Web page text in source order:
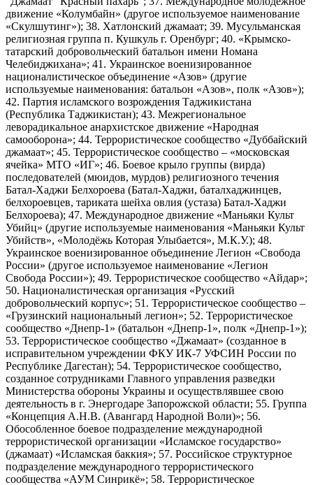
движение «Колумбайн» (другое используемое наименование
«Скулшутинг»); 38. Хатлонский джамаат; 39. Мусульманская
религиозная группа п. Кушкуль г. Оренбург; 40. «Крымско-
татарский добровольческий батальон имени Номана
Челебиджихана»; 41. Украинское военизированное
националистическое объединение «Азов» (другие
используемые наименования: батальон «Азов», полк «Азов»);
42. Партия исламского возрождения Таджикистана
(Республика Таджикистан); 43. Межрегиональное
леворадикальное анархистское движение «Народная
самооборона»; 44. Террористическое сообщество «Дуббайский
джамаат»; 45. Террористическое сообщество – «московская
ячейка» МТО «ИГ»; 46. Боевое крыло группы (вирда)
последователей (мюидов, мурдов) религиозного течения
Батал-Хаджи Белхороева (Батал-Хаджи, баталхаджинцев,
белхороевцев, тариката шейха овлия (устаза) Батал-Хаджи
Белхороева); 47. Международное движение «Маньяки Культ
Убийц» (другие используемые наименования «Маньяки Культ
Убийств», «Молодёжь Которая Улыбается», М.К.У.); 48.
Украинское военизированное объединение Легион «Свобода
России» (другое используемое наименование «Легион
Свобода России»); 49. Террористическое сообщество «Айдар»;
50. Националистическая организация «Русский
добровольческий корпус»; 51. Террористическое сообщество –
«Грузинский национальный легион»; 52. Террористическое
сообщество «Днепр-1» (батальон «Днепр-1», полк «Днепр-1»);
53. Террористическое сообщество «Джамаат» (созданное в
исправительном учреждении ФКУ ИК-7 УФСИН России по
Республике Дагестан); 54. Террористическое сообщество,
созданное сотрудниками Главного управления разведки
Министерства обороны Украины и осуществлявшее свою
деятельность в г. Энергодаре Запорожской области; 55. Группа
«Концепция А.Н.В. (Авангард Народной Воли)»; 56.
Обособленное боевое подразделение международной
террористической организации «Исламское государство»
(джамаат) «Исламская баккия»; 57. Российское структурное
подразделение международного террористического
сообщества «АУМ Синрикё»; 58. Террористическое